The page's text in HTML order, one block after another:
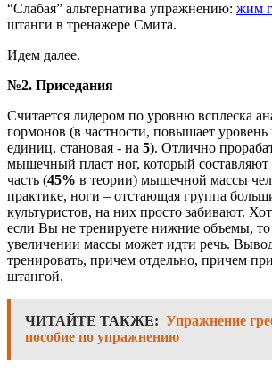
“Слабая” альтернатива упражнению: жим
штанги в тренажере Смита.
Идем далее.
№2. Приседания
Считается лидером по уровню всплеска
гормонов (в частности, повышает уровень
единиц, становая - на 5). Отлично
мышечный пласт ног, который составляют
часть (45% в теории) мышечной массы
практике, ноги – отстающая группа
культуристов, на них просто забивают.
если Вы не тренируете нижние объемы,
увеличении массы может идти речь.
тренировать, причем отдельно, причем
штангой.
ЧИТАЙТЕ ТАКЖЕ: Упражнение
пособие по упражнению